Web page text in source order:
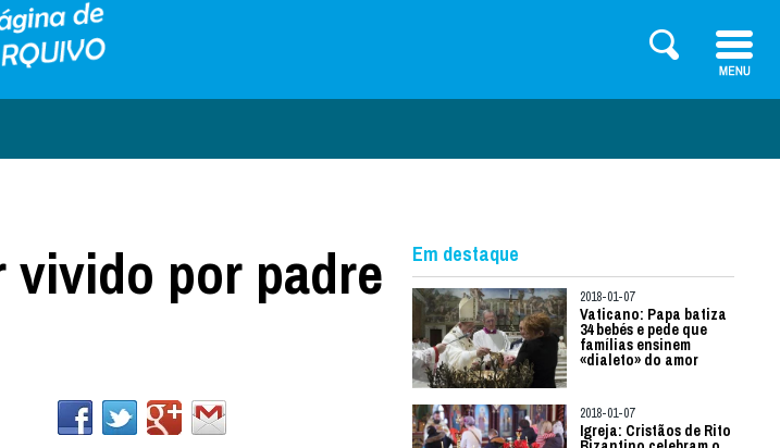
vivido por padre
Em destaque
2018-01-07
Vaticano: Papa batiza
34 bebés e pede que
famílias ensinem
«dialeto» do amor
2018-01-07
Igreja: Cristãos de Rito